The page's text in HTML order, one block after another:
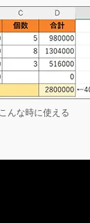
こんな時に使える